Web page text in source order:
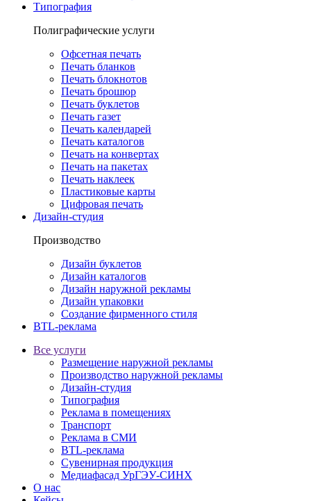
Типография
Полиграфические услуги
Офсетная печать
Печать бланков
Печать блокнотов
Печать брошюр
Печать буклетов
Печать газет
Печать календарей
Печать каталогов
Печать на конвертах
Печать на пакетах
Печать наклеек
Пластиковые карты
Цифровая печать
Дизайн-студия
Производство
Дизайн буклетов
Дизайн каталогов
Дизайн наружной рекламы
Дизайн упаковки
Создание фирменного стиля
BTL-реклама
Все услуги
Размещение наружной рекламы
Производство наружной рекламы
Дизайн-студия
Типография
Реклама в помещениях
Транспорт
Реклама в СМИ
BTL-реклама
Сувенирная продукция
Медиафасад УрГЭУ-СИНХ
О нас